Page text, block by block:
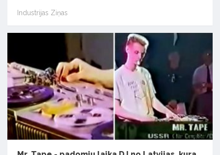
Industrijas Ziņas